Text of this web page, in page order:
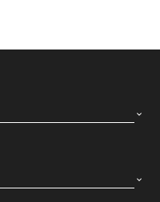

